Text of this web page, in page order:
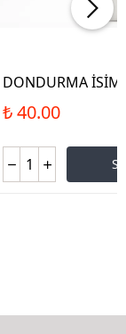
DONDURMA
₺ 40.00